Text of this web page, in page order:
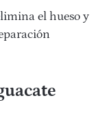
el hueso y